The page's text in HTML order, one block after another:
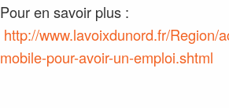
Pour en savoir plus :
http://www.lavoixdunord.fr/Region/
mobile-pour-avoir-un-emploi.shtml